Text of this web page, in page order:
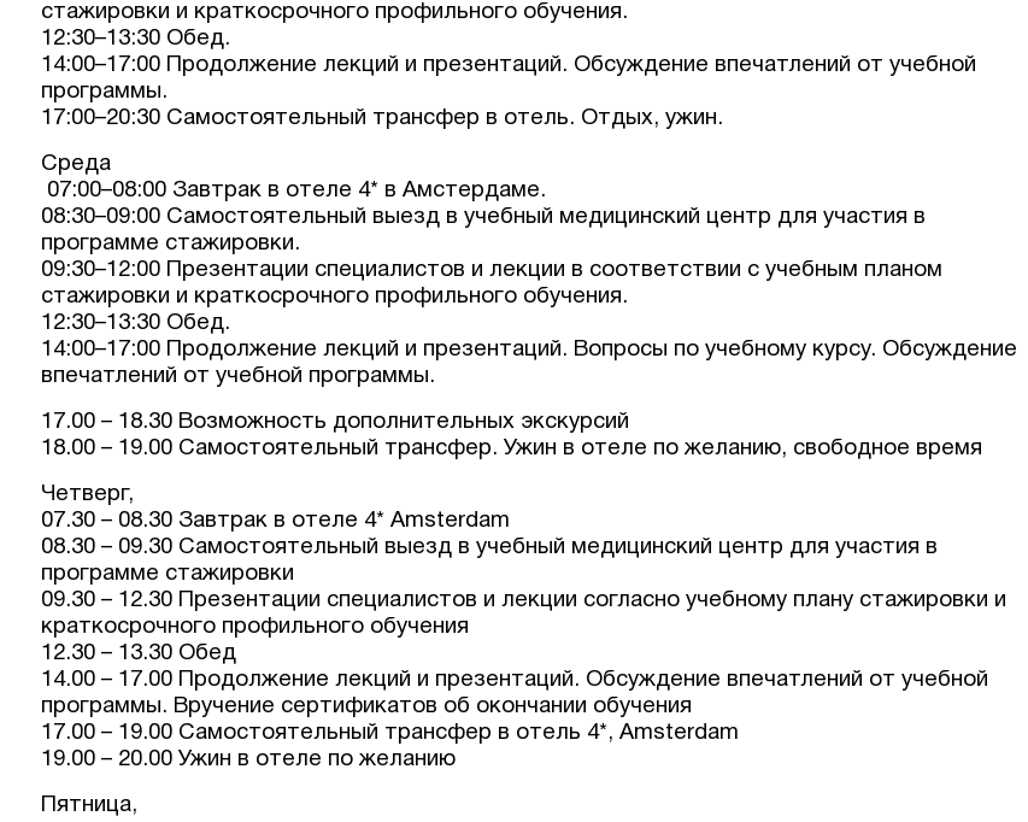
стажировки и краткосрочного профильного обучения.
12:30–13:30 Обед.
14:00–17:00 Продолжение лекций и презентаций. Обсуждение впечатлений от учебной
программы.
17:00–20:30 Самостоятельный трансфер в отель. Отдых, ужин.
Среда
07:00–08:00 Завтрак в отеле 4* в Амстердаме.
08:30–09:00 Самостоятельный выезд в учебный медицинский центр для участия в
программе стажировки.
09:30–12:00 Презентации специалистов и лекции в соответствии с учебным планом
стажировки и краткосрочного профильного обучения.
12:30–13:30 Обед.
14:00–17:00 Продолжение лекций и презентаций. Вопросы по учебному курсу. Обсуждение
впечатлений от учебной программы.
17.00 – 18.30 Возможность дополнительных экскурсий
18.00 – 19.00 Самостоятельный трансфер. Ужин в отеле по желанию, свободное время
Четверг,
07.30 – 08.30 Завтрак в отеле 4* Amsterdam
08.30 – 09.30 Самостоятельный выезд в учебный медицинский центр для участия в
программе стажировки
09.30 – 12.30 Презентации специалистов и лекции согласно учебному плану стажировки и
краткосрочного профильного обучения
12.30 – 13.30 Обед
14.00 – 17.00 Продолжение лекций и презентаций. Обсуждение впечатлений от учебной
программы. Вручение сертификатов об окончании обучения
17.00 – 19.00 Самостоятельный трансфер в отель 4*, Amsterdam
19.00 – 20.00 Ужин в отеле по желанию
Пятница,
Оставить заявку